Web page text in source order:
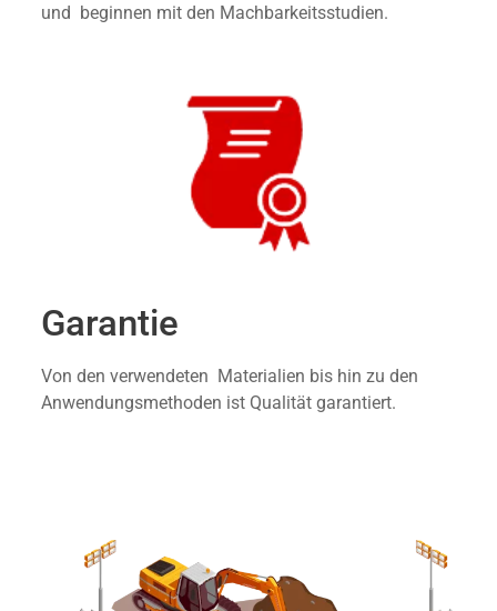
und beginnen mit den Machbarkeitsstudien.
Garantie
Von den verwendeten Materialien bis hin zu den
Anwendungsmethoden ist Qualität garantiert.